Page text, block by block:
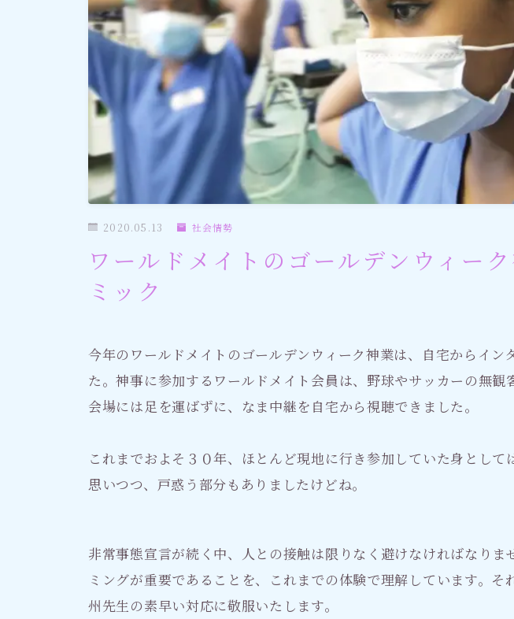
ワールドメイト
神道・宗教
社会情勢
おすすめ記事
2020.05.13 社会情勢
ワールドメイトのゴールデンウィー
ミック
今年のワールドメイトのゴールデンウィーク神業は、自宅からイン
た。神事に参加するワールドメイト会員は、野球やサッカーの無観
会場には足を運ばずに、なま中継を自宅から視聴できました。
これまでおよそ３０年、ほとんど現地に行き参加していた身として
思いつつ、戸惑う部分もありましたけどね。
非常事態宣言が続く中、人との接触は限りなく避けなければなりま
ミングが重要であることを、これまでの体験で理解しています。そ
州先生の素早い対応に敬服いたします。